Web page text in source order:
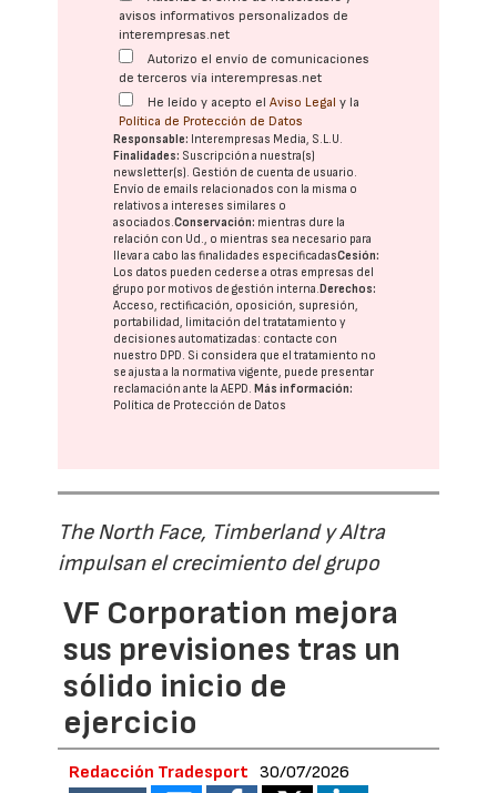
avisos informativos personalizados de
interempresas.net
Autorizo el envío de comunicaciones
de terceros vía interempresas.net
He leído y acepto elAviso Legal y la
Política de Protección de Datos
Responsable: Interempresas Media, S.L.U.
Finalidades: Suscripción a nuestra(s)
newsletter(s). Gestión de cuenta de usuario.
Envío de emails relacionados con la misma o
relativos a intereses similares o
asociados.Conservación: mientras dure la
relación con Ud., o mientras sea necesario para
llevar a cabo las finalidades especificadasCesión:
Los datos pueden cederse a otras empresas del
grupo por motivos de gestión interna. Derechos:
Acceso, rectificación, oposición, supresión,
portabilidad, limitación del tratatamiento y
decisiones automatizadas: contacte con
nuestro DPD. Si considera que el tratamiento no
se ajusta a la normativa vigente, puede presentar
reclamación ante laAEPD. Más información:
Política de Protección de Datos
The North Face, Timberland y Altra
impulsan el crecimiento del grupo
VF Corporation mejora
sus previsiones tras un
sólido inicio de
ejercicio
Redacción Tradesport 30/07/2026